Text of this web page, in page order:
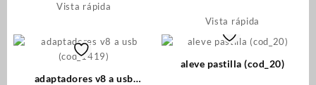
Vista rápida
Vista rápida
adaptadores v8 a usb
aleve pastilla (cod_20)